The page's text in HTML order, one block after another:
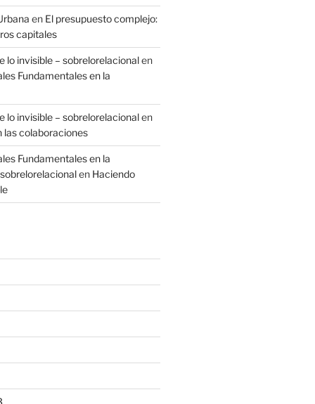
en El presupuesto complejo:
capitales
lo invisible – sobrelorelacionalen
Fundamentales en la
lo invisible – sobrelorelacionalen
las colaboraciones
Fundamentales en la
en Haciendo